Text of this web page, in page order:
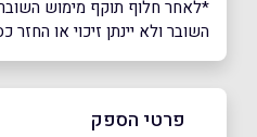
*לאחר חלוף תוקף מימוש
השובר ולא יינתן זיכוי או החזר
פרטי הספק